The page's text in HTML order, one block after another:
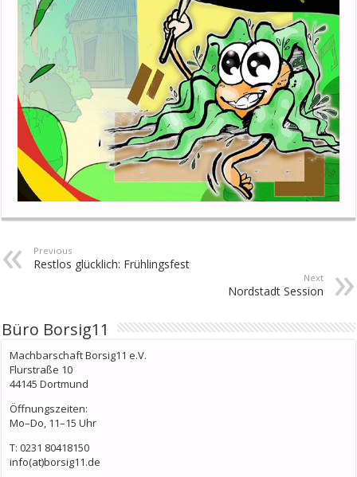
Previous
Restlos glücklich: Frühlingsfest
Next
Nordstadt Session
Büro Borsig11
Machbarschaft Borsig11 e.V.
Flurstraße 10
44145 Dortmund
Öffnungszeiten:
Mo–Do, 11–15 Uhr
T: 0231 80418150
info(at)borsig11.de